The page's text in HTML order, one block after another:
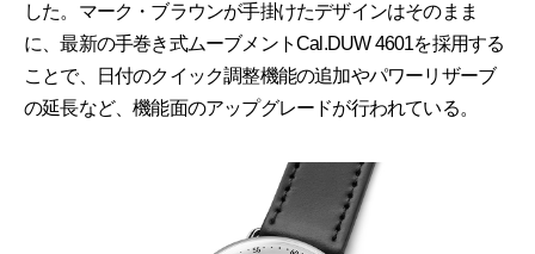
した。マーク・ブラウンが手掛けたデザインはそのまま
に、最新の手巻き式ムーブメントCal.DUW 4601を採用する
ことで、日付のクイック調整機能の追加やパワーリザーブ
の延長など、機能面のアップグレードが行われている。